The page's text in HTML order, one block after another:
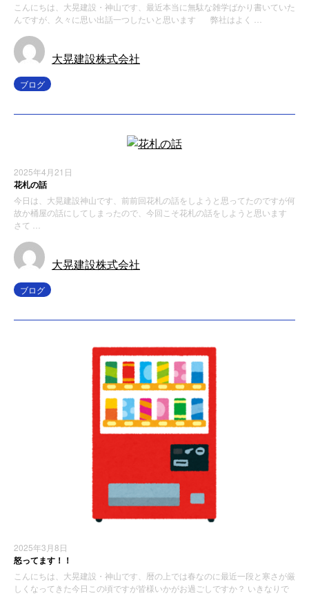
こんにちは、大晃建設・神山です、最近本当に無駄な雑学ばかり書いていた
んですが、久々に思い出話一つしたいと思います 弊社はよく …
大晃建設株式会社
ブログ
2025年4月21日
花札の話
今日は、大晃建設神山です、前前回花札の話をしようと思ってたのですが何
故か桶屋の話にしてしまったので、今回こそ花札の話をしようと思います
さて …
大晃建設株式会社
ブログ
2025年3月8日
怒ってます！！
こんにちは、大晃建設・神山です、暦の上では春なのに最近一段と寒さが厳
しくなってきた今日この頃ですが皆様いかがお過ごしですか？ いきなりで